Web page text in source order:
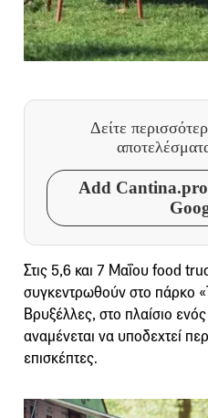
Δείτε
Add
Στις 5,6 και 7 Μαΐου food
συγκεντρωθούν στο πάρκο
Βρυξέλλες, στο πλαίσιο
αναμένεται να υποδεχτεί
επισκέπτες.